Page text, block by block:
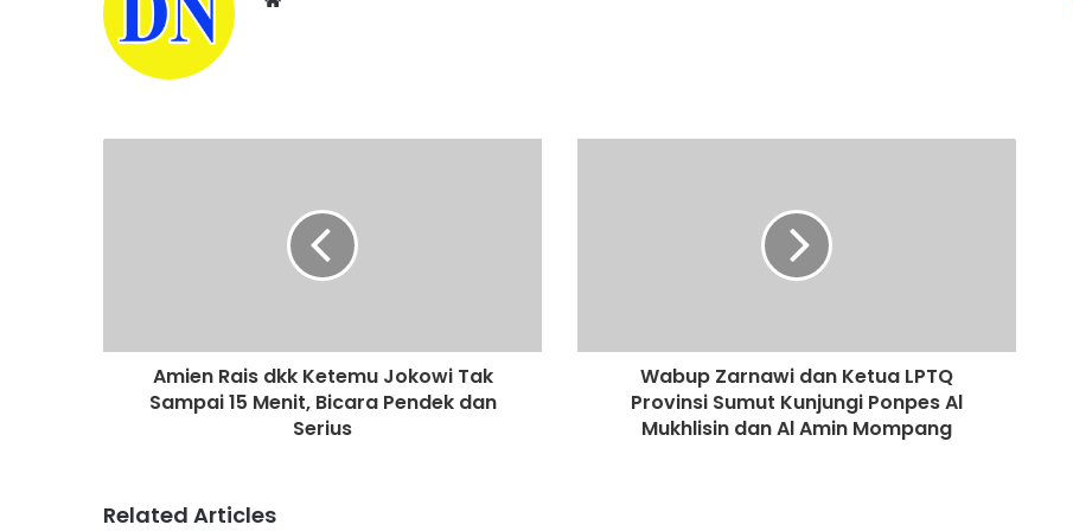
Amien Rais dkk Ketemu Jokowi Tak
Sampai 15 Menit, Bicara Pendek dan
Serius
Wabup Zarnawi dan Ketua LPTQ
Provinsi Sumut Kunjungi Ponpes Al
Mukhlisin dan Al Amin Mompang
Related Articles